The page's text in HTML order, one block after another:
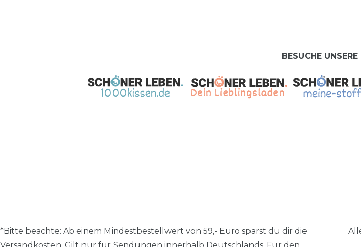
BESUCHE UNSERE
*Bitte beachte: Ab einem Mindestbestellwert von 59,- Euro sparst du dir die